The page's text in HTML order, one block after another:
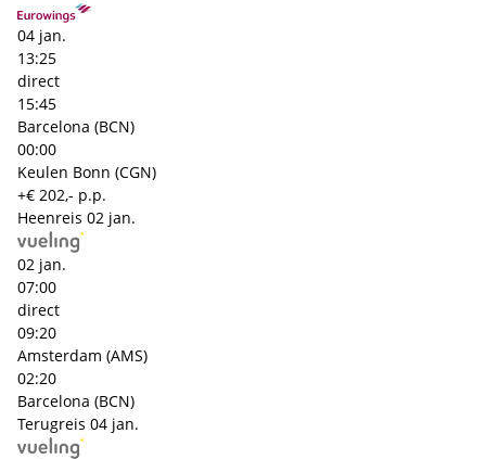
04 jan.
13:25
direct
15:45
Barcelona (BCN)
00:00
Keulen Bonn (CGN)
+€ 202,- p.p.
Heenreis 02 jan.
02 jan.
07:00
direct
09:20
Amsterdam (AMS)
02:20
Barcelona (BCN)
Terugreis 04 jan.